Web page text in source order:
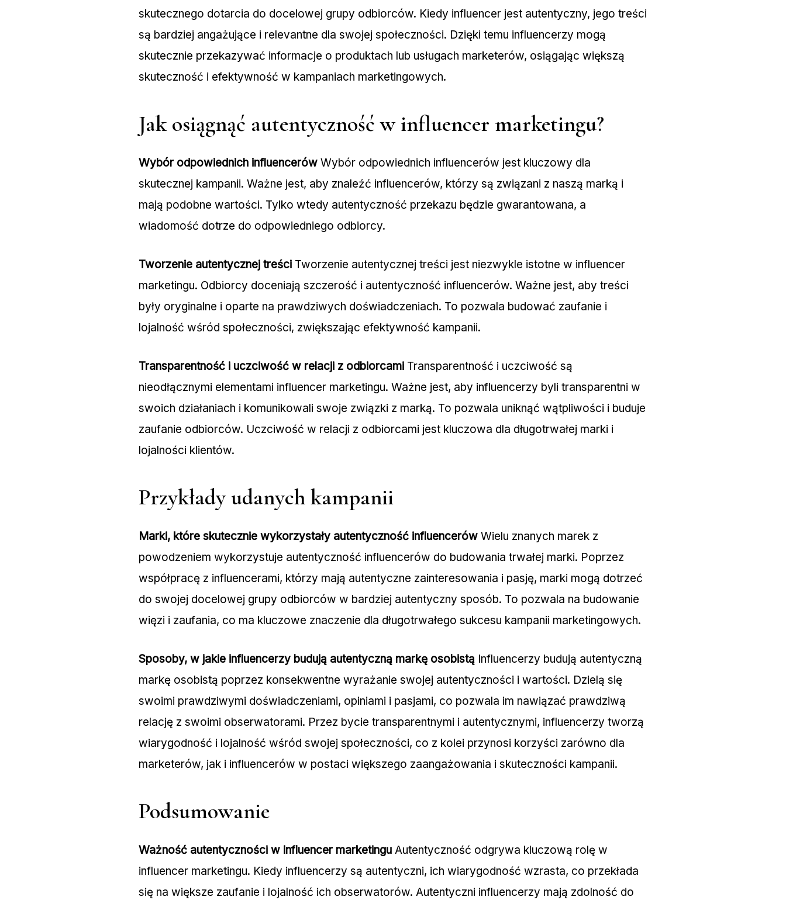
skutecznego dotarcia do docelowej grupy odbiorców. Kiedy influencer jest autentyczny, jego treści
są bardziej angażujące i relevantne dla swojej społeczności. Dzięki temu influencerzy mogą
skutecznie przekazywać informacje o produktach lub usługach marketerów, osiągając większą
skuteczność i efektywność w kampaniach marketingowych.
Jak osiągnąć autentyczność w influencer marketingu?
Wybór odpowiednich influencerów Wybór odpowiednich influencerów jest kluczowy dla
skutecznej kampanii. Ważne jest, aby znaleźć influencerów, którzy są związani z naszą marką i
mają podobne wartości. Tylko wtedy autentyczność przekazu będzie gwarantowana, a
wiadomość dotrze do odpowiedniego odbiorcy.
Tworzenie autentycznej treści Tworzenie autentycznej treści jest niezwykle istotne w influencer
marketingu. Odbiorcy doceniają szczerość i autentyczność influencerów. Ważne jest, aby treści
były oryginalne i oparte na prawdziwych doświadczeniach. To pozwala budować zaufanie i
lojalność wśród społeczności, zwiększając efektywność kampanii.
Transparentność i uczciwość w relacji z odbiorcami Transparentność i uczciwość są
nieodłącznymi elementami influencer marketingu. Ważne jest, aby influencerzy byli transparentni w
swoich działaniach i komunikowali swoje związki z marką. To pozwala uniknąć wątpliwości i buduje
zaufanie odbiorców. Uczciwość w relacji z odbiorcami jest kluczowa dla długotrwałej marki i
lojalności klientów.
Przykłady udanych kampanii
Marki, które skutecznie wykorzystały autentyczność influencerów Wielu znanych marek z
powodzeniem wykorzystuje autentyczność influencerów do budowania trwałej marki. Poprzez
współpracę z influencerami, którzy mają autentyczne zainteresowania i pasję, marki mogą dotrzeć
do swojej docelowej grupy odbiorców w bardziej autentyczny sposób. To pozwala na budowanie
więzi i zaufania, co ma kluczowe znaczenie dla długotrwałego sukcesu kampanii marketingowych.
Sposoby, w jakie influencerzy budują autentyczną markę osobistą Influencerzy budują autentyczną
markę osobistą poprzez konsekwentne wyrażanie swojej autentyczności i wartości. Dzielą się
swoimi prawdziwymi doświadczeniami, opiniami i pasjami, co pozwala im nawiązać prawdziwą
relację z swoimi obserwatorami. Przez bycie transparentnymi i autentycznymi, influencerzy tworzą
wiarygodność i lojalność wśród swojej społeczności, co z kolei przynosi korzyści zarówno dla
marketerów, jak i influencerów w postaci większego zaangażowania i skuteczności kampanii.
Podsumowanie
Ważność autentyczności w influencer marketingu Autentyczność odgrywa kluczową rolę w
influencer marketingu. Kiedy influencerzy są autentyczni, ich wiarygodność wzrasta, co przekłada
się na większe zaufanie i lojalność ich obserwatorów. Autentyczni influencerzy mają zdolność do